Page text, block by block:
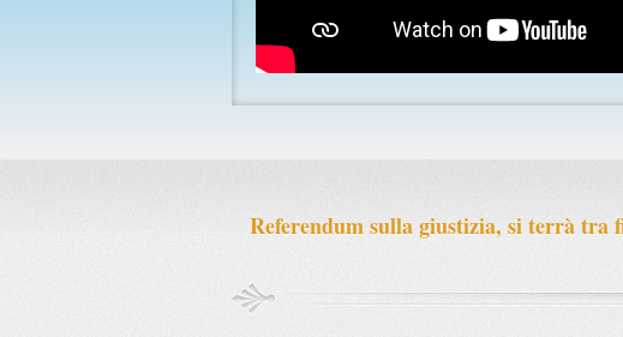
Referendum sulla giustizia, si terrà tra